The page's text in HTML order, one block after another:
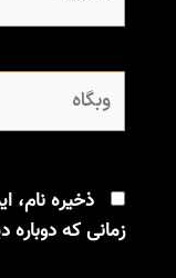
وبگاه
ذخیره نام،
زمانی که